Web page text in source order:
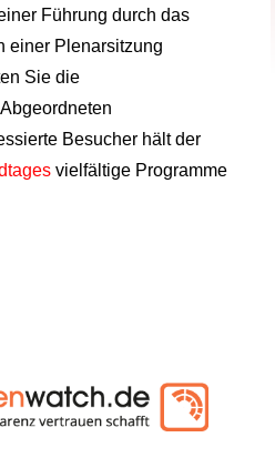
Führung durch das
einer Plenarsitzung
Sie die
Besucher hält der
vielfältige Programme